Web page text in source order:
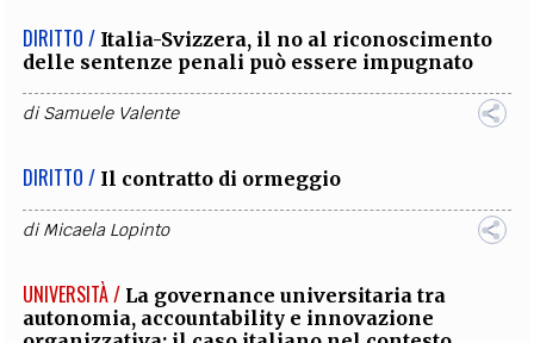
DIRITTO / Italia-Svizzera, il no al riconoscimento
delle sentenze penali può essere impugnato
diSamuele Valente
DIRITTO / Il contratto di ormeggio
diMicaela Lopinto
UNIVERSITÀ / La governance universitaria tra
autonomia, accountability e innovazione